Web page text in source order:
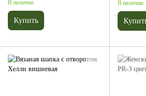
В наличии
Купить
В наличии